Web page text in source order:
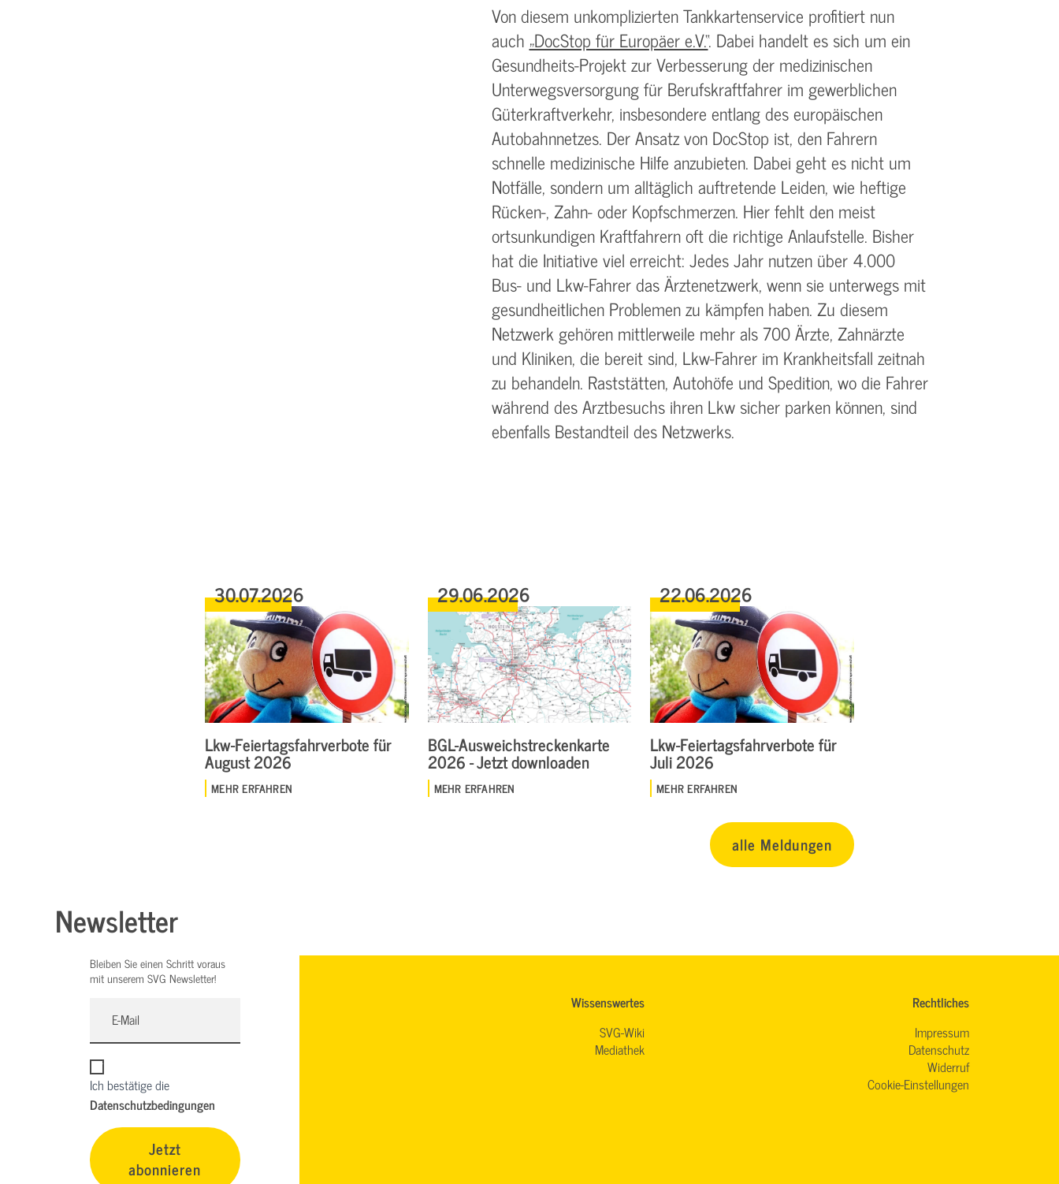
Von diesem unkomplizierten Tankkartenservice profitiert nun
auch „DocStop für Europäer e.V.“. Dabei handelt es sich um ein
Gesundheits-Projekt zur Verbesserung der medizinischen
Unterwegsversorgung für Berufskraftfahrer im gewerblichen
Güterkraftverkehr, insbesondere entlang des europäischen
Autobahnnetzes. Der Ansatz von DocStop ist, den Fahrern
schnelle medizinische Hilfe anzubieten. Dabei geht es nicht um
Notfälle, sondern um alltäglich auftretende Leiden, wie heftige
Rücken-, Zahn- oder Kopfschmerzen. Hier fehlt den meist
ortsunkundigen Kraftfahrern oft die richtige Anlaufstelle. Bisher
hat die Initiative viel erreicht: Jedes Jahr nutzen über 4.000
Bus- und Lkw-Fahrer das Ärztenetzwerk, wenn sie unterwegs mit
gesundheitlichen Problemen zu kämpfen haben. Zu diesem
Netzwerk gehören mittlerweile mehr als 700 Ärzte, Zahnärzte
und Kliniken, die bereit sind, Lkw-Fahrer im Krankheitsfall zeitnah
zu behandeln. Raststätten, Autohöfe und Spedition, wo die Fahrer
während des Arztbesuchs ihren Lkw sicher parken können, sind
ebenfalls Bestandteil des Netzwerks.
30.07.2026
Lkw-Feiertagsfahrverbote für
August 2026
MEHR ERFAHREN
29.06.2026
BGL-Ausweichstreckenkarte
2026 - Jetzt downloaden
MEHR ERFAHREN
22.06.2026
Lkw-Feiertagsfahrverbote für
Juli 2026
MEHR ERFAHREN
alle Meldungen
Newsletter
Bleiben Sie einen Schritt voraus
mit unserem SVG Newsletter!
Ich bestätige die
Datenschutzbedingungen
Jetzt
abonnieren
Wissenswertes
SVG-Wiki
Mediathek
Rechtliches
Impressum
Datenschutz
Widerruf
Cookie-Einstellungen